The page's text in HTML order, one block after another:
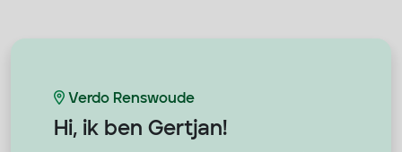
Verdo Renswoude
Hi, ik ben Gertjan!